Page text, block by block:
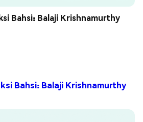
Bahsi: Balaji Krishnamurthy
Bahsi: Balaji Krishnamurthy